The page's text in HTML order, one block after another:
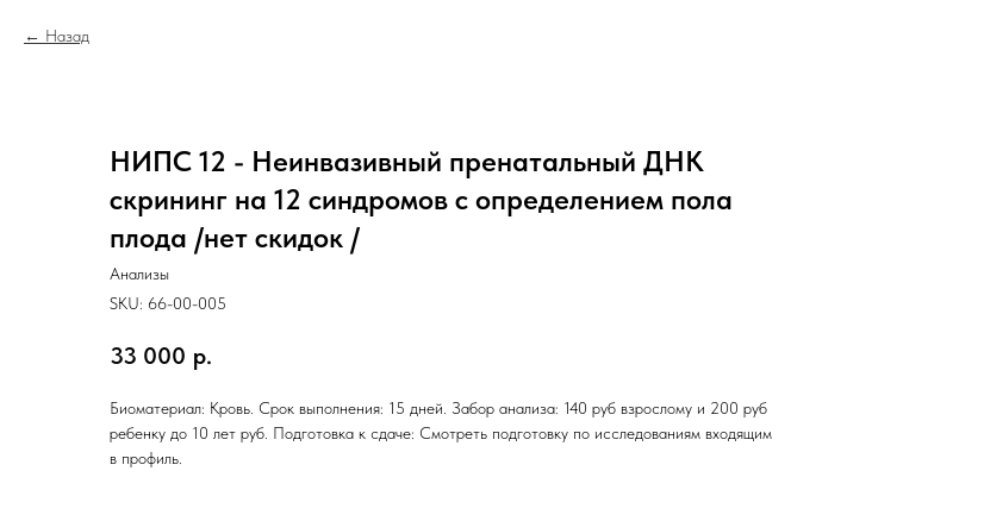
Назад
НИПС 12 - Неинвазивный пренатальный ДНК
скрининг на 12 синдромов с определением пола
плода /нет скидок /
Анализы
SKU: 66-00-005
33 000 р.
Биоматериал: Кровь. Срок выполнения: 15 дней. Забор анализа: 140 руб взрослому и 200 руб
ребенку до 10 лет руб. Подготовка к сдаче: Смотреть подготовку по исследованиям входящим
в профиль.